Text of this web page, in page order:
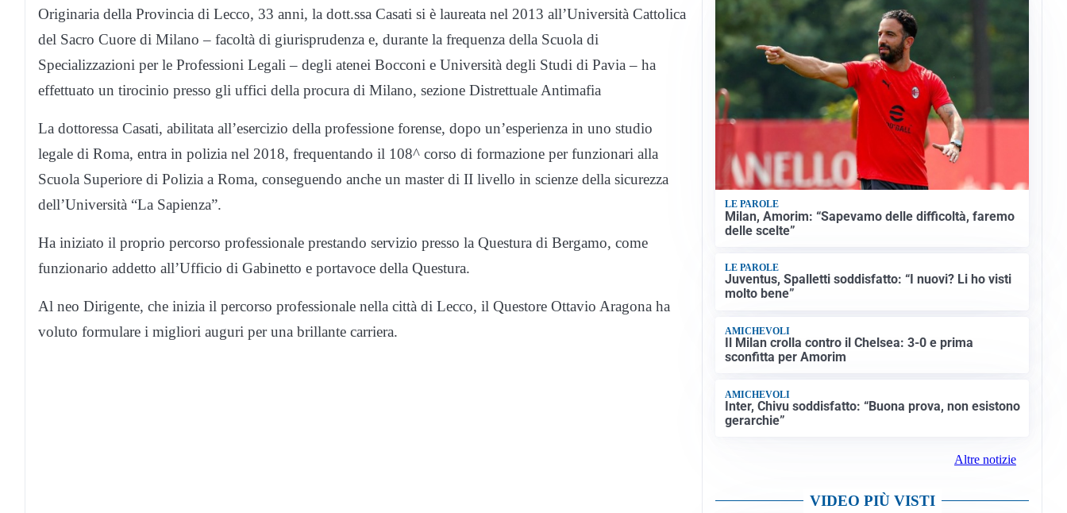
Originaria della Provincia di Lecco, 33 anni, la dott.ssa Casati si è laureata nel 2013 all’Università Cattolica
del Sacro Cuore di Milano – facoltà di giurisprudenza e, durante la frequenza della Scuola di
Specializzazioni per le Professioni Legali – degli atenei Bocconi e Università degli Studi di Pavia – ha
effettuato un tirocinio presso gli uffici della procura di Milano, sezione Distrettuale Antimafia
La dottoressa Casati, abilitata all’esercizio della professione forense, dopo un’esperienza in uno studio
legale di Roma, entra in polizia nel 2018, frequentando il 108^ corso di formazione per funzionari alla
Scuola Superiore di Polizia a Roma, conseguendo anche un master di II livello in scienze della sicurezza
dell’Università “La Sapienza”.
Ha iniziato il proprio percorso professionale prestando servizio presso la Questura di Bergamo, come
funzionario addetto all’Ufficio di Gabinetto e portavoce della Questura.
Al neo Dirigente, che inizia il percorso professionale nella città di Lecco, il Questore Ottavio Aragona ha
voluto formulare i migliori auguri per una brillante carriera.
LE PAROLE
Milan, Amorim: “Sapevamo delle difficoltà, faremo
delle scelte”
LE PAROLE
Juventus, Spalletti soddisfatto: “I nuovi? Li ho visti
molto bene”
AMICHEVOLI
Il Milan crolla contro il Chelsea: 3-0 e prima
sconfitta per Amorim
AMICHEVOLI
Inter, Chivu soddisfatto: “Buona prova, non esistono
gerarchie”
Altre notizie
VIDEO PIÙ VISTI